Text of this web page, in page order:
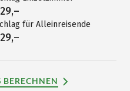
für Alleinreisende
BERECHNEN